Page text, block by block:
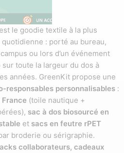
est le goodie textile à la plus
: porté au bureau,
ou lors d’un événement
toute la largeur du dos à
années. GreenKit propose une
responsables personnalisables :
(toile nautique +
sac à dos biosourcé en
et sacs en feutre rPET
broderie ou sérigraphie.
collaborateurs, cadeaux